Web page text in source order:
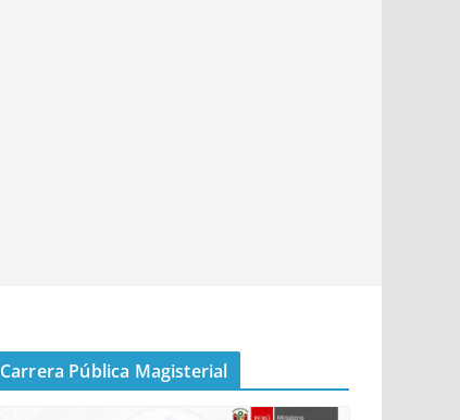
Carrera Pública Magisterial